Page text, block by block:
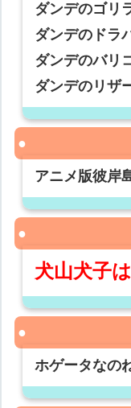
ダンデのゴリ
ダンデのドラ
ダンデのバリ
ダンデのリザ
アニメ版彼岸
犬山犬子
ホゲータなの